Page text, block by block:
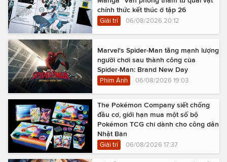
chính thức kết thúc ở tập 26
Giải trí 06/08/2026 20:12
Marvel's Spider-Man tăng mạnh lượng
người chơi sau thành công của
Spider-Man: Brand New Day
Phim Ảnh 06/08/2026 19:03
The Pokémon Company siết chống
đầu cơ, giới hạn mua một số bộ
Pokémon TCG chỉ dành cho công dân
Nhật Bản
Giải trí 06/08/2026 17:37